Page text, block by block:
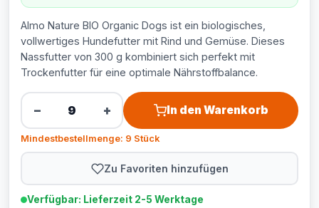
Almo Nature BIO Organic Dogs ist ein biologisches,
vollwertiges Hundefutter mit Rind und Gemüse. Dieses
Nassfutter von 300 g kombiniert sich perfekt mit
Trockenfutter für eine optimale Nährstoffbalance.
− + In den Warenkorb
Mindestbestellmenge: 9 Stück
Zu Favoriten hinzufügen
Verfügbar: Lieferzeit 2-5 Werktage